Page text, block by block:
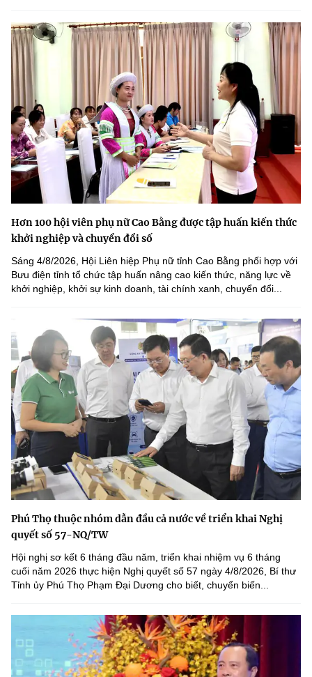
Hơn 100 hội viên phụ nữ Cao Bằng được tập huấn kiến thức
khởi nghiệp và chuyển đổi số
Sáng 4/8/2026, Hội Liên hiệp Phụ nữ tỉnh Cao Bằng phối hợp với
Bưu điện tỉnh tổ chức tập huấn nâng cao kiến thức, năng lực về
khởi nghiệp, khởi sự kinh doanh, tài chính xanh, chuyển đổi...
Phú Thọ thuộc nhóm dẫn đầu cả nước về triển khai Nghị
quyết số 57-NQ/TW
Hội nghị sơ kết 6 tháng đầu năm, triển khai nhiệm vụ 6 tháng
cuối năm 2026 thực hiện Nghị quyết số 57 ngày 4/8/2026, Bí thư
Tỉnh ủy Phú Thọ Phạm Đại Dương cho biết, chuyển biến...